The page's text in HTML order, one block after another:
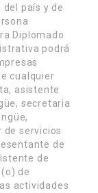
país y de
Diplomado
podrá
cualquier
asistente
secretaria
de servicios
de
de
de
actividades